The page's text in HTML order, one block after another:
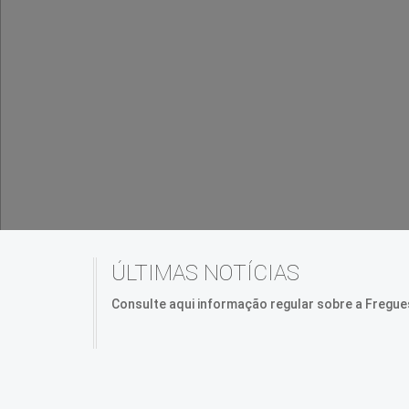
ÚLTIMAS NOTÍCIAS
Consulte aqui informação regular sobre a